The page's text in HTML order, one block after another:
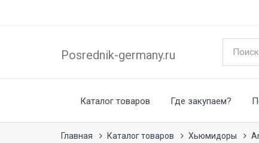
Posrednik-germany.ru
Каталог товаров Где закупаем?
Главная Каталог товаров Хьюмидоры